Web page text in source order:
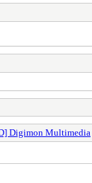
Digimon Multimedia